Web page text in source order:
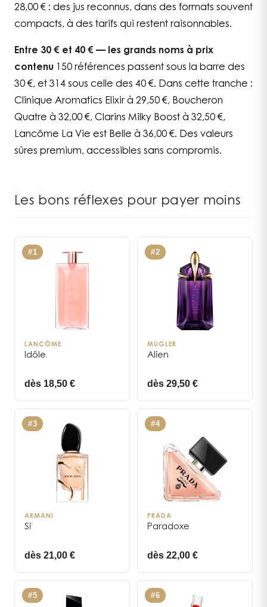
28,00 € : des jus reconnus, dans des formats souvent
compacts, à des tarifs qui restent raisonnables.
Entre 30 € et 40 € — les grands noms à prix
contenu 150 références passent sous la barre des
30 €, et 314 sous celle des 40 €. Dans cette tranche :
Clinique Aromatics Elixir à 29,50 €, Boucheron
Quatre à 32,00 €, Clarins Milky Boost à 32,50 €,
Lancôme La Vie est Belle à 36,00 €. Des valeurs
sûres premium, accessibles sans compromis.
Les bons réflexes pour payer moins
#1
LANCÔME
Idôle
dès 18,50 €
#2
MUGLER
Alien
dès 29,50 €
#3
ARMANI
Si
dès 21,00 €
#4
PRADA
Paradoxe
dès 22,00 €
#5 #6